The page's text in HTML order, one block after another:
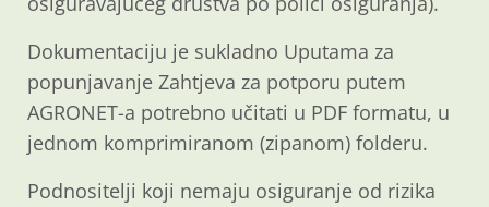
Dokumentaciju je sukladno Uputama za
popunjavanje Zahtjeva za potporu putem
AGRONET-a potrebno učitati u PDF formatu, u
jednom komprimiranom (zipanom) folderu.
Podnositelji koji nemaju osiguranje od rizika